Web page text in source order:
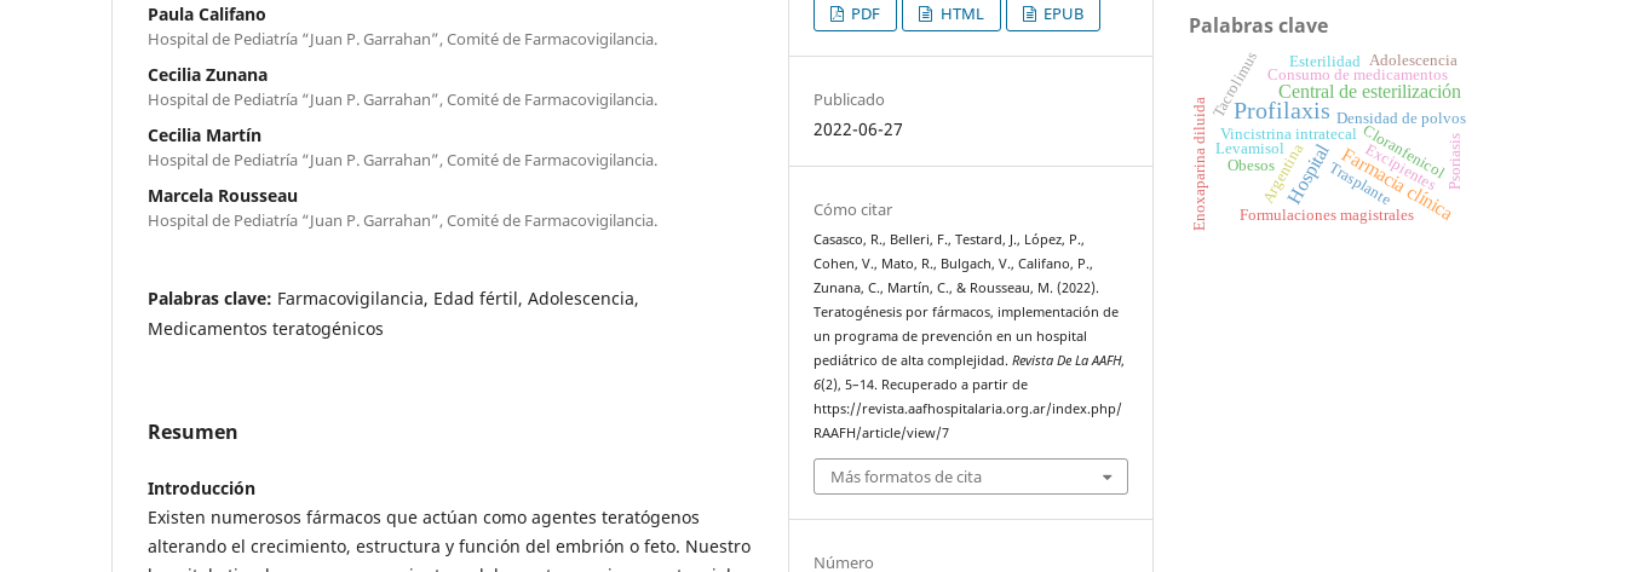
Paula Califano
Hospital de Pediatría “Juan P. Garrahan”, Comité de Farmacovigilancia.
Cecilia Zunana
Hospital de Pediatría “Juan P. Garrahan”, Comité de Farmacovigilancia.
Cecilia Martín
Hospital de Pediatría “Juan P. Garrahan”, Comité de Farmacovigilancia.
Marcela Rousseau
Hospital de Pediatría “Juan P. Garrahan”, Comité de Farmacovigilancia.
Palabras clave: Farmacovigilancia, Edad fértil, Adolescencia,
Medicamentos teratogénicos
Resumen
Introducción
Existen numerosos fármacos que actúan como agentes teratógenos
alterando el crecimiento, estructura y función del embrión o feto. Nuestro
PDF HTML EPUB
Publicado
2022-06-27
Cómo citar
Casasco, R., Belleri, F., Testard, J., López, P.,
Cohen, V., Mato, R., Bulgach, V., Califano, P.,
Zunana, C., Martín, C., & Rousseau, M. (2022).
Teratogénesis por fármacos, implementación de
un programa de prevención en un hospital
pediátrico de alta complejidad.Revista De La AAFH,
6(2), 5–14. Recuperado a partir de
https://revista.aafhospitalaria.org.ar/index.php/
RAAFH/article/view/7
Más formatos de cita
Número
Palabras clave
Profilaxis
HospitalFarmacia clínica
Central de esterilización
Vincistrina intratecal
Formulaciones magistrales
Densidad de polvos
Cloranfenicol
Argentina
Levamisol
Tacrolimus
Psoriasis
Trasplante
Consumo de medicamentos
Obesos
Enoxaparina diluida
Esterilidad Adolescencia
Excipientes